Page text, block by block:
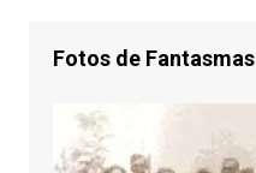
Fotos de Fantasmas